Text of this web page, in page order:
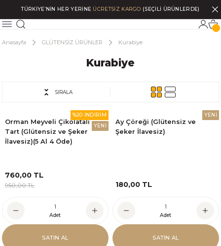
TÜRKİYE’NİN HER YERİNE ÜCRETSİZ KARGO (SEÇİLİ ÜRÜNLERDE)
Anasayfa GLÜTENSİZ ÜRÜNLER Kurabiye
Kurabiye
SIRALA
%20 İNDİRİM
YENİ
Orman Meyveli Çikolatalı
Tart (Glütensiz ve Şeker
İlavesiz)(5 Al 4 Öde)
760,00 TL
950,00 TL
Adet
SATIN AL
YENİ
Ay Çöreği (Glütensiz ve
Şeker İlavesiz)
180,00 TL
Adet
SATIN AL